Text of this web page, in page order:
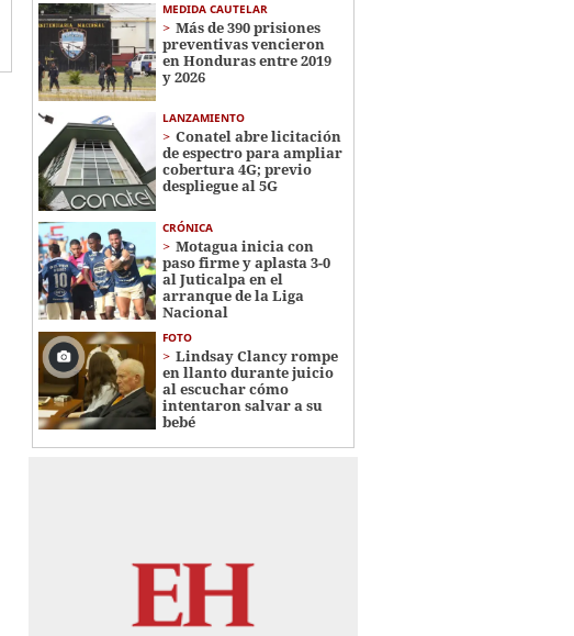
MEDIDA CAUTELAR
Más de 390 prisiones
preventivas vencieron
en Honduras entre 2019
y 2026
LANZAMIENTO
Conatel abre licitación
de espectro para ampliar
cobertura 4G; previo
despliegue al 5G
CRÓNICA
Motagua inicia con
paso firme y aplasta 3-0
al Juticalpa en el
arranque de la Liga
Nacional
FOTO
Lindsay Clancy rompe
en llanto durante juicio
al escuchar cómo
intentaron salvar a su
bebé